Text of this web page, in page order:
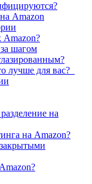
Amazon
Amazon?
шагом
лучше для вас?
на
на Amazon?